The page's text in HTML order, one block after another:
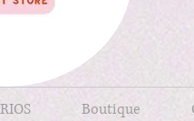
Boutique